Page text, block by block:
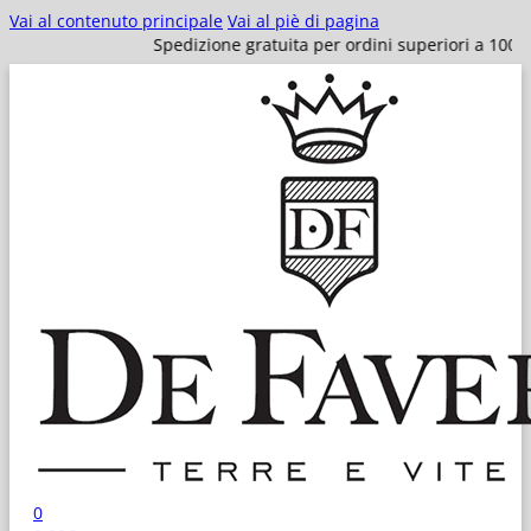
Vai al contenuto principale Vai al piè di pagina
Spedizione gratuita per ordini superiori a 100€!
0